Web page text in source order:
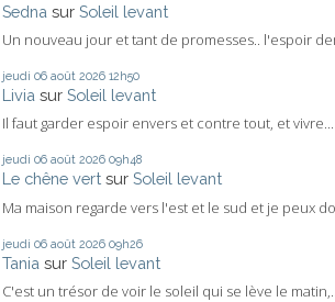
Sedna sur Soleil levant
Un nouveau jour et tant de promesses.. l'espoir
jeudi 06 août 2026 12h50
Livia sur Soleil levant
Il faut garder espoir envers et contre tout, et vivre...
jeudi 06 août 2026 09h48
Le chêne vert sur Soleil levant
Ma maison regarde vers l'est et le sud et je peux
jeudi 06 août 2026 09h26
Tania sur Soleil levant
C'est un trésor de voir le soleil qui se lève le